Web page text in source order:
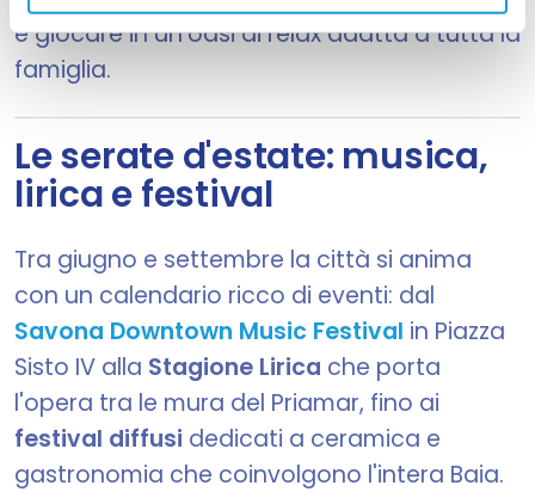
e giocare in un'oasi di relax adatta a tutta la
famiglia.
Le serate d'estate: musica,
lirica e festival
Tra giugno e settembre la città si anima
con un calendario ricco di eventi: dal
Savona Downtown Music Festival in Piazza
Sisto IV alla Stagione Lirica che porta
l'opera tra le mura del Priamar, fino ai
festival diffusi dedicati a ceramica e
gastronomia che coinvolgono l'intera Baia.